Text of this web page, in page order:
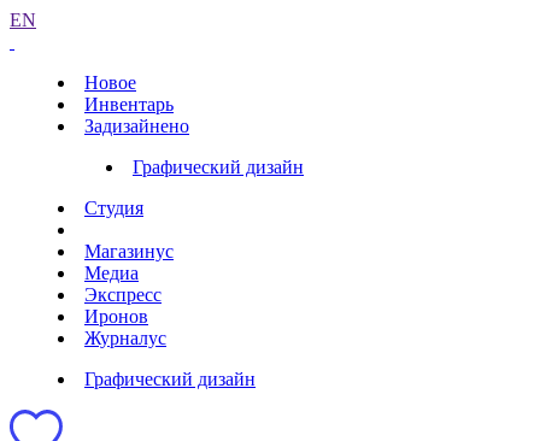
EN
Новое
Инвентарь
Задизайнено
Графический дизайн
Студия
Магазинус
Медиа
Экспресс
Иронов
Журналус
Графический дизайн